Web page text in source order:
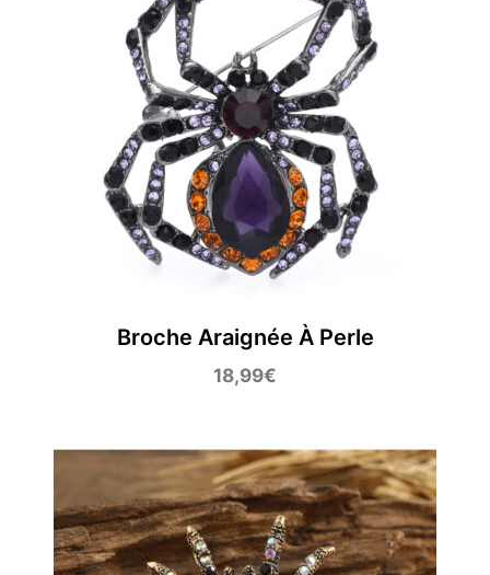
Broche Araignée À Perle
18,99€